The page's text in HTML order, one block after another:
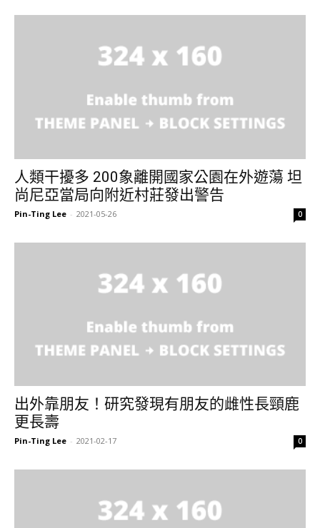
人類干擾多 200象離開國家公園在外遊蕩 坦
尚尼亞當局向附近村莊發出警告
Pin-Ting Lee - 2021-05-26 0
出外靠朋友！研究發現有朋友的雌性長頸鹿
更長壽
Pin-Ting Lee - 2021-02-17 0